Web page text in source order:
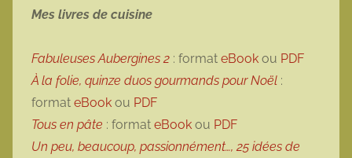
Mes livres de cuisine
Fabuleuses Aubergines 2 : format eBook ou PDF
À la folie, quinze duos gourmands pour Noël :
format eBook ou PDF
Tous en pâte : format eBook ou PDF
Un peu, beaucoup, passionnément…, 25 idées de